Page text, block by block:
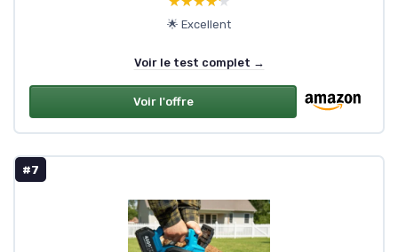
🌟 Excellent
Voir le test complet →
Voir l'offre
#7